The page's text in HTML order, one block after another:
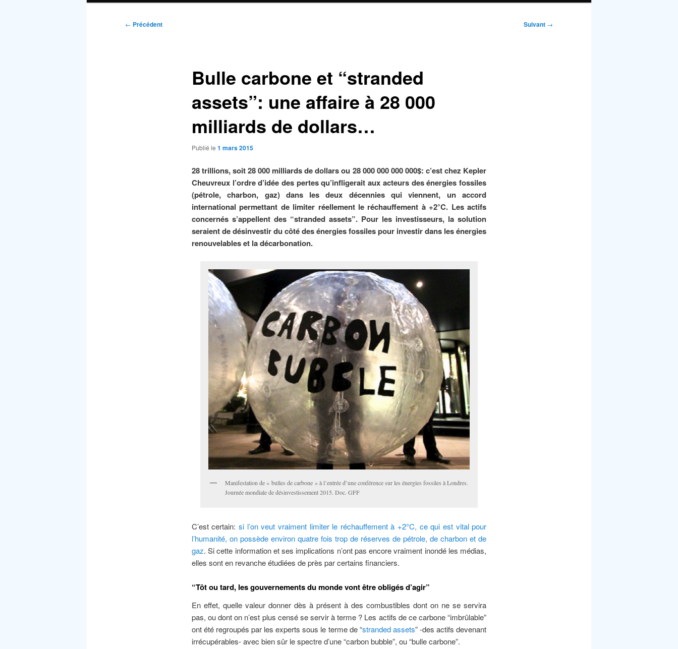
Navigation
← Précédent Suivant →
Bulle carbone et “stranded
assets”: une affaire à 28 000
milliards de dollars…
Publié le 1 mars 2015
28 trillions, soit 28 000 milliards de dollars ou 28 000 000 000 000$: c’est chez Kepler
Cheuvreux l’ordre d’idée des pertes qu’infligerait aux acteurs des énergies fossiles
(pétrole, charbon, gaz) dans les deux décennies qui viennent, un accord
international permettant de limiter réellement le réchauffement à +2°C. Les actifs
concernés s’appellent des “stranded assets”. Pour les investisseurs, la solution
seraientde désinvestir du côté des énergies fossiles pour investir dans les énergies
renouvelables et la décarbonation.
Manifestation de « bulles de carbone » à l’entrée d’une conférence sur les énergies fossiles à Londres.
Journée mondiale de désinvestissement 2015. Doc. GFF
C’est certain:si l’on veut vraiment limiter le réchauffement à +2°C, ce qui est vital pour
l’humanité, on possède environ quatre fois trop de réserves de pétrole, de charbon et de
gaz. Si cette information et ses implications n’ont pas encore vraiment inondé les médias,
elles sont en revanche étudiées de près par certains financiers.
“Tôt ou tard, les gouvernements du monde vont être obligés d’agir”
En effet, quelle valeur donner dès à présent à des combustibles dont on ne se servira
pas, ou dont on n’est plus censé se servir à terme ? Les actifs de ce carbone “imbrûlable”
ont été regroupés par les experts sous le terme de “stranded assets” -des actifs devenant
irrécupérables- avec bien sûr le spectre d’une “carbon bubble”, ou “bulle carbone”.